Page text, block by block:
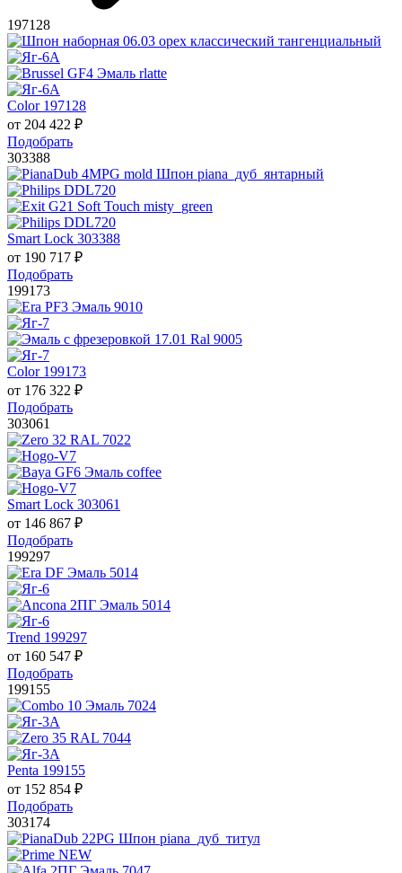
197128
Color 197128
от 204 422 ₽
Подобрать
303388
Smart Lock 303388
от 190 717 ₽
Подобрать
199173
Color 199173
от 176 322 ₽
Подобрать
303061
Smart Lock 303061
от 146 867 ₽
Подобрать
199297
Trend 199297
от 160 547 ₽
Подобрать
199155
Penta 199155
от 152 854 ₽
Подобрать
303174